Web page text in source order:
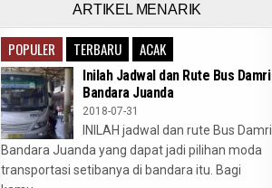
ARTIKEL MENARIK
POPULER TERBARU ACAK
Inilah Jadwal dan Rute Bus Damri
Bandara Juanda
2018-07-31
INILAH jadwal dan rute Bus Damri
Bandara Juanda yang dapat jadi pilihan moda
transportasi setibanya di bandara itu. Bagi